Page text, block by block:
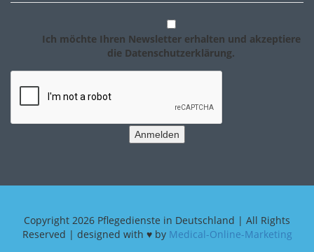
Ich möchte Ihren Newsletter erhalten und akzeptiere
die Datenschutzerklärung.
Anmelden
Copyright 2026 Pflegedienste in Deutschland | All Rights
Reserved | designed with ♥ by Medical-Online-Marketing